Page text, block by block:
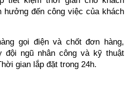
hưởng đến công việc của khách
gọi điện và chốt đơn hàng,
đội ngũ nhân công và kỹ thuật
gian lắp đặt trong 24h.